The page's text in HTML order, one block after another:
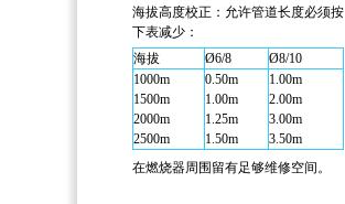
海拔高度校正：允许管道长度必须按
下表减少：
海拔
Ø6/8
Ø8/10
1000m
1500m
2000m
2500m
0.50m
1.00m
1.25m
1.50m
1.00m
2.00m
3.00m
3.50m
在燃烧器周围留有足够维修空间。